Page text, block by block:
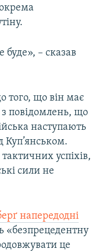
буде», – сказав
того, що він має
з повідомлень, що
наступають
Куп’янськом.
успіхів,
сили не
напередодні
це